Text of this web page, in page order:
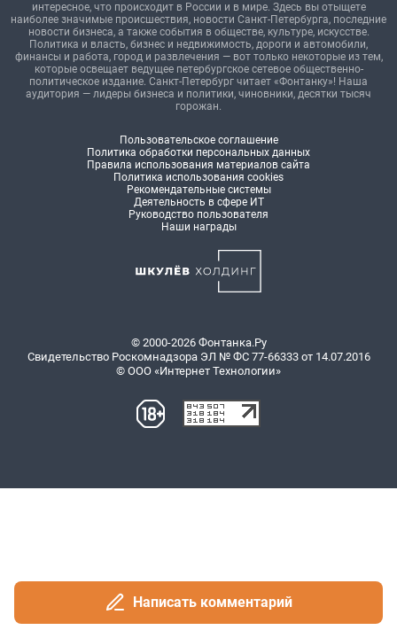
Написать комментарий